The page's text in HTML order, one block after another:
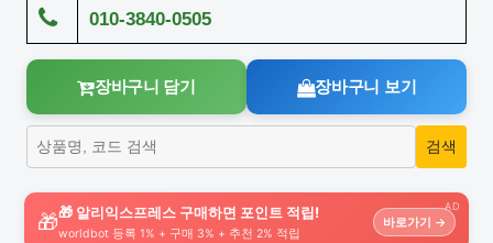
010-3840-0505
장바구니 담기 장바구니 보기
AD
🎁🎁 알리익스프레스 구매하면 포인트 적립!
worldbot 등록 1% + 구매 3% + 추천 2% 적립
바로가기 →